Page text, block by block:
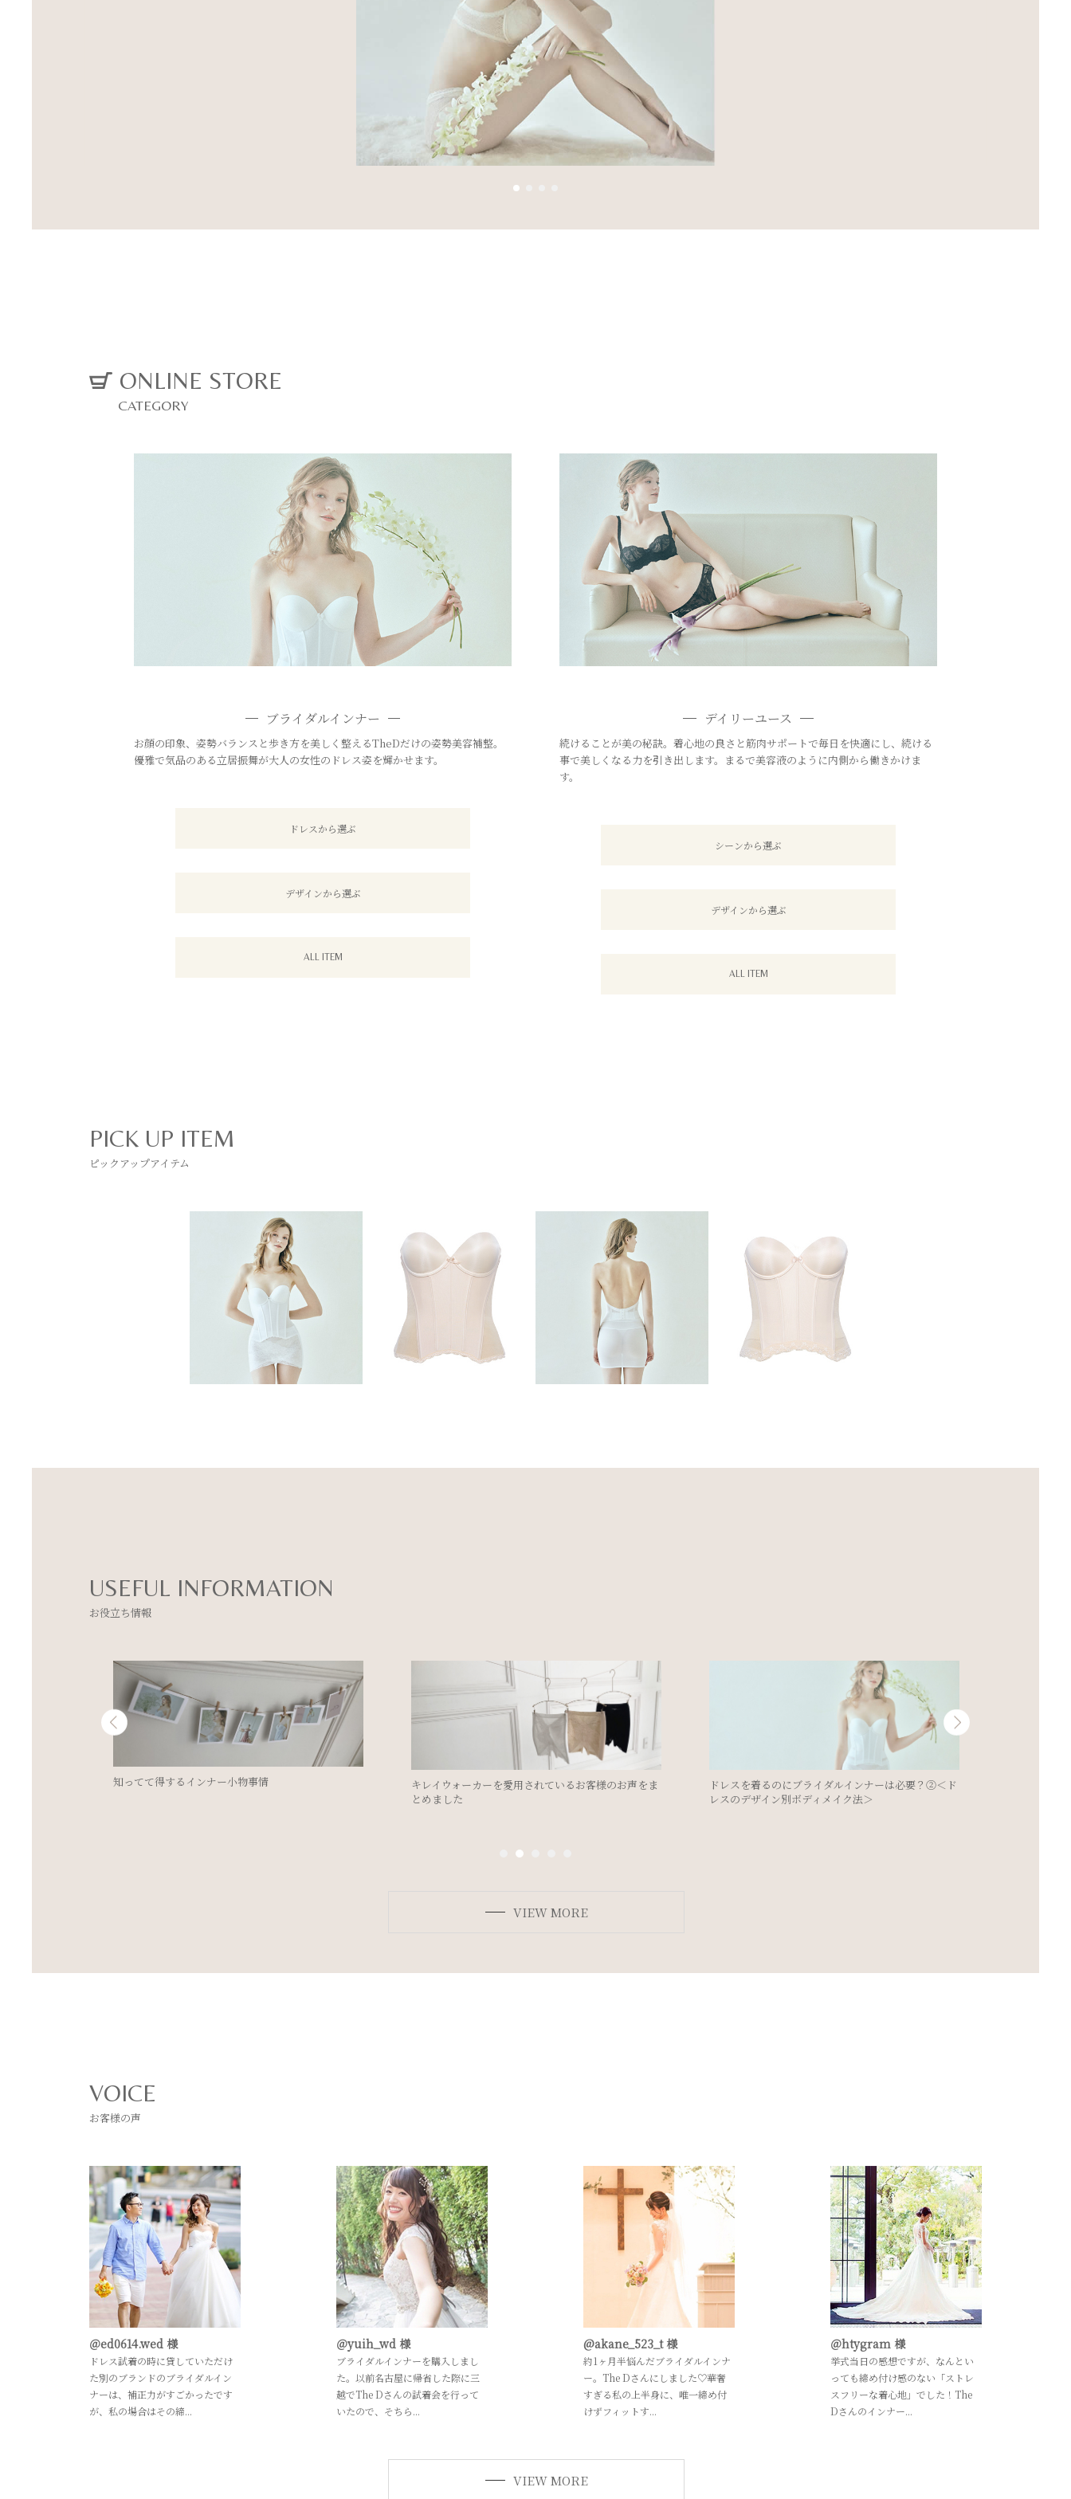
ONLINE STORE
CATEGORY
ブライダルインナー
お顔の印象、姿勢バランスと歩き方を美しく整えるTheDだけの姿勢美容補整。
優雅で気品のある立居振舞が大人の女性のドレス姿を輝かせます。
ドレスから選ぶ
デザインから選ぶ
ALL ITEM
デイリーユース
続けることが美の秘訣。着心地の良さと筋肉サポートで毎日を快適にし、続ける
事で美しくなる力を引き出します。まるで美容液のように内側から働きかけま
す。
シーンから選ぶ
デザインから選ぶ
ALL ITEM
PICK UP ITEM
ピックアップアイテム
USEFUL INFORMATION
お役立ち情報
キレイウォーカーを愛用されているお客様のお声をま
ドレスを着るのにブライダルインナーは必要？②＜ド
レスのデザイン別ボディメイク法＞
ドレスを着るのにブライダルインナーは必要？
VIEW MORE
VOICE
お客様の声
＠ed0614.wed 様
ドレス試着の時に貸していただけ
た別のブランドのブライダルイン
ナーは、補正力がすごかったです
が、私の場合はその締...
＠yuih_wd 様
ブライダルインナーを購入しまし
た。以前名古屋に帰省した際に三
越でThe Dさんの試着会を行って
いたので、そちら...
@akane_523_t 様
約1ヶ月半悩んだブライダルインナ
ー。The Dさんにしました♡華奢
すぎる私の上半身に、唯一締め付
けずフィットす...
＠htygram 様
挙式当日の感想ですが、なんとい
っても締め付け感のない「ストレ
スフリーな着心地」でした！The
Dさんのインナー...
VIEW MORE